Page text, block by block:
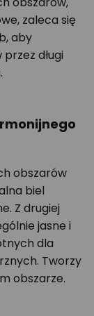
zaleca się
aby
długi
obszarów
biel
Z drugiej
jasne i
dla
Tworzy
obszarze.